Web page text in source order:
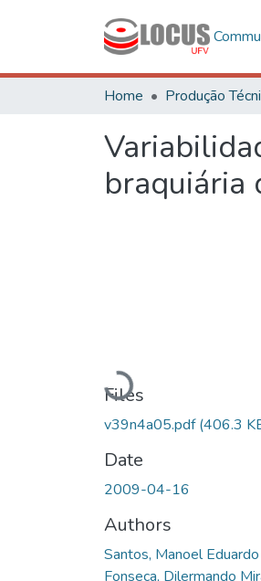
Home Produção
braquiária
Loading...
Files
v39n4a05.pdf(406.3
Date
2009-04-16
Authors
Santos, Manoel
Fonseca, Dilermando